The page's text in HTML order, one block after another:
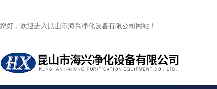
您好，欢迎进入昆山市海兴净化设备有限公司网站！